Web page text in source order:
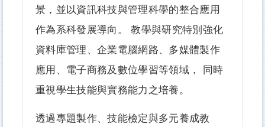
景，並以資訊科技與管理科學的整合應用
作為系科發展導向。 教學與研究特別強化
資料庫管理、企業電腦網路、多媒體製作
應用、電子商務及數位學習等領域， 同時
重視學生技能與實務能力之培養。
透過專題製作、技能檢定與多元養成教